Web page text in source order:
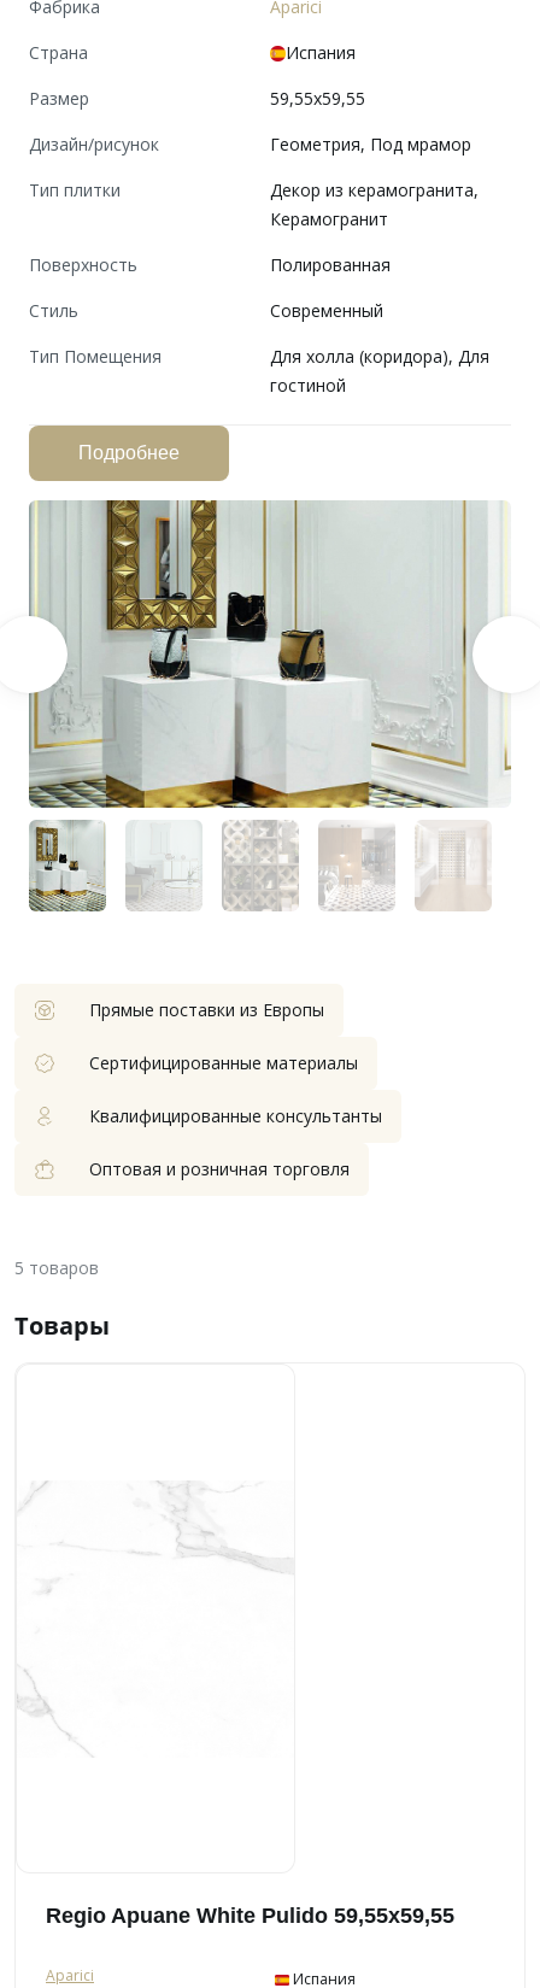
Фабрика
Aparici
Страна
Испания
Размер
59,55x59,55
Дизайн/рисунок
Геометрия, Под мрамор
Тип плитки
Декор из керамогранита,
Керамогранит
Поверхность
Полированная
Cтиль
Современный
Тип Помещения
Для холла (коридора), Для
гостиной
Подробнее
Прямые поставки из Европы
Сертифицированные материалы
Квалифицированные консультанты
Оптовая и розничная торговля
5 товаров
Товары
Regio Apuane White Pulido 59,55x59,55
Aparici Испания